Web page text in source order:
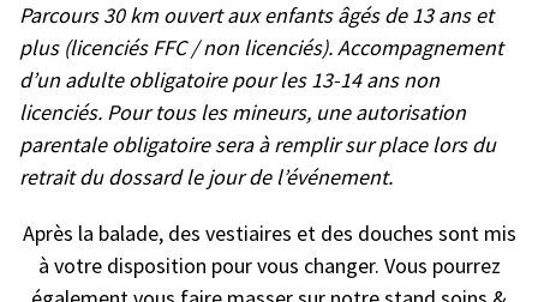
Parcours 30 km ouvert aux enfants âgés de 13 ans et
plus (licenciés FFC / non licenciés). Accompagnement
d’un adulte obligatoire pour les 13-14 ans non
licenciés. Pour tous les mineurs, une autorisation
parentale obligatoire sera à remplir sur place lors du
retrait du dossard le jour de l’événement.
Après la balade, des vestiaires et des douches sont mis
à votre disposition pour vous changer. Vous pourrez